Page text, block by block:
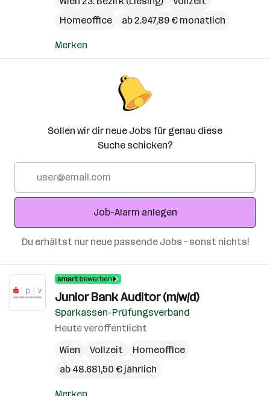
Homeoffice
ab 2.947,89 € monatlich
Merken
Sollen wir dir neue Jobs für genau diese
Suche schicken?
Adresse
Job-Alarm anlegen
Du erhältst nur neue passende Jobs – sonst nichts!
Junior Bank Auditor (m/w/d)
Sparkassen-Prüfungsverband
Heute veröffentlicht
Wien
Vollzeit
Homeoffice
ab 48.681,50 € jährlich